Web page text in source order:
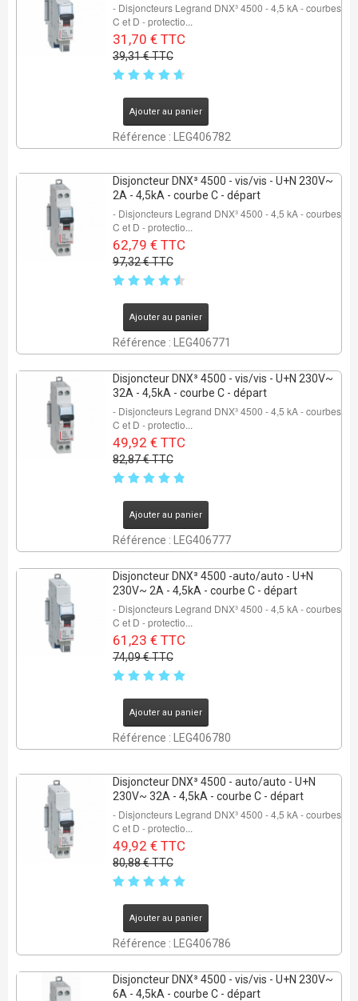
- Disjoncteurs Legrand DNX³ 4500 - 4,5 kA - courbes
C et D - protectio...
31,70 € TTC
39,31 € TTC
Ajouter au panier
Référence : LEG406782
Disjoncteur DNX³ 4500 - vis/vis - U+N 230V~
2A - 4,5kA - courbe C - départ
- Disjoncteurs Legrand DNX³ 4500 - 4,5 kA - courbes
C et D - protectio...
62,79 € TTC
97,32 € TTC
Ajouter au panier
Référence : LEG406771
Disjoncteur DNX³ 4500 - vis/vis - U+N 230V~
32A - 4,5kA - courbe C - départ
- Disjoncteurs Legrand DNX³ 4500 - 4,5 kA - courbes
C et D - protectio...
49,92 € TTC
82,87 € TTC
Ajouter au panier
Référence : LEG406777
Disjoncteur DNX³ 4500 -auto/auto - U+N
230V~ 2A - 4,5kA - courbe C - départ
- Disjoncteurs Legrand DNX³ 4500 - 4,5 kA - courbes
C et D - protectio...
61,23 € TTC
74,09 € TTC
Ajouter au panier
Référence : LEG406780
Disjoncteur DNX³ 4500 - auto/auto - U+N
230V~ 32A - 4,5kA - courbe C - départ
- Disjoncteurs Legrand DNX³ 4500 - 4,5 kA - courbes
C et D - protectio...
49,92 € TTC
80,88 € TTC
Ajouter au panier
Référence : LEG406786
Disjoncteur DNX³ 4500 - vis/vis - U+N 230V~
6A - 4,5kA - courbe C - départ